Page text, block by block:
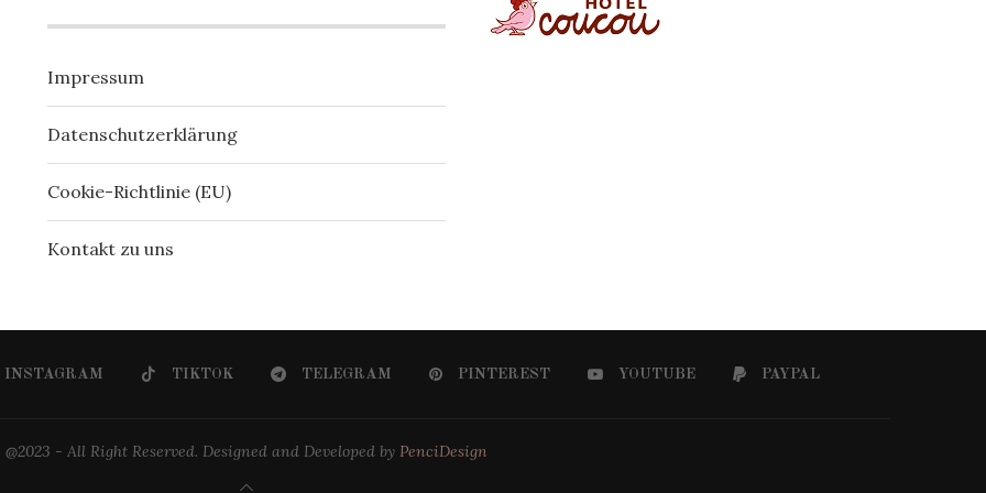
Impressum
Datenschutzerklärung
Cookie-Richtlinie (EU)
Kontakt zu uns
INSTAGRAM TIKTOK TELEGRAM PINTEREST YOUTUBE PAYPAL
@2023 - All Right Reserved. Designed and Developed by PenciDesign